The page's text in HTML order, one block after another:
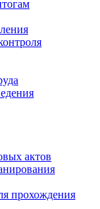
актов
прохождения